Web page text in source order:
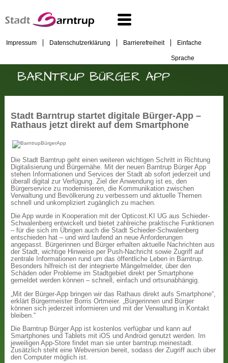
Impressum Datenschutzerklärung Barrierefreiheit Einfache
Sprache
BARNTRUP BÜRGER APP
Stadt Barntrup startet digitale Bürger-App –
Rathaus jetzt direkt auf dem Smartphone
Die Stadt Barntrup geht einen weiteren wichtigen Schritt in Richtung
Digitalisierung und Bürgernähe. Mit der neuen Barntrup Bürger App
stehen Informationen und Services der Stadt ab sofort jederzeit und
überall digital zur Verfügung. Ziel der Anwendung ist es, den
Bürgerservice zu modernisieren, die Kommunikation zwischen
Verwaltung und Bevölkerung zu verbessern und aktuelle Themen
schnell und unkompliziert zugänglich zu machen.
Die App wurde in Kooperation mit der Opticost.KI UG aus Schieder-
Schwalenberg entwickelt und bietet zahlreiche praktische Funktionen
– für die sich im Übrigen auch die Stadt Schieder-Schwalenberg
entschieden hat – und wird laufend an neue Anforderungen
angepasst. Bürgerinnen und Bürger erhalten aktuelle Nachrichten aus
der Stadt, wichtige Hinweise per Push-Nachricht sowie Zugriff auf
zentrale Informationen rund um das öffentliche Leben in Barntrup.
Besonders hilfreich ist der integrierte Mängelmelder, über den
Schäden oder Probleme im Stadtgebiet direkt per Smartphone
gemeldet werden können – schnell, einfach und ortsunabhängig.
„Mit der Bürger-App bringen wir das Rathaus direkt aufs Smartphone“,
erklärt Bürgermeister Borris Ortmeier. „Bürgerinnen und Bürger
können sich jederzeit informieren und mit der Verwaltung in Kontakt
bleiben.“
Die Barntrup Bürger App ist kostenlos verfügbar und kann auf
Smartphones und Tablets mit iOS und Android genutzt werden. Im
jeweiligen App-Store findet man sie unter barntrup.meinestadt.
Zusätzlich steht eine Webversion bereit, sodass der Zugriff auch über
den Computer möglich ist.